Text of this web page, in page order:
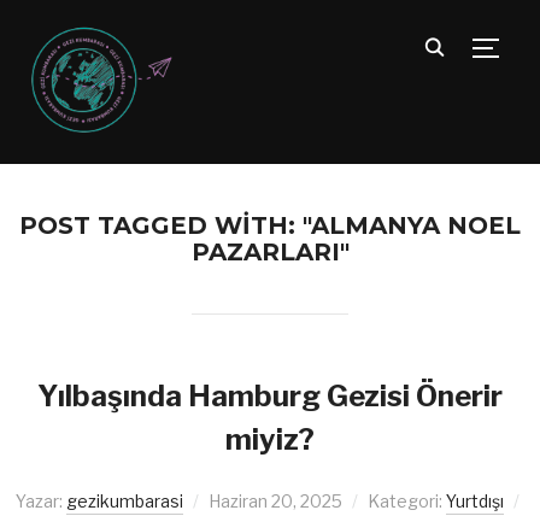
POST TAGGED WITH: "ALMANYA NOEL
PAZARLARI"
Yılbaşında Hamburg Gezisi Önerir
miyiz?
Yazar: gezikumbarasi Haziran 20, 2025 Kategori:Yurtdışı